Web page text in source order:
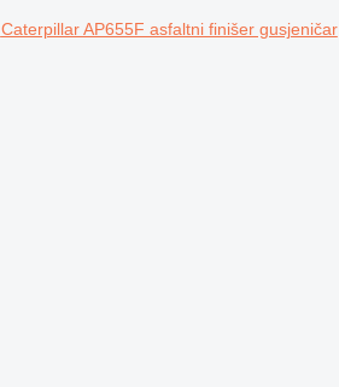
Caterpillar AP655F asfaltni finišer gusjeničar